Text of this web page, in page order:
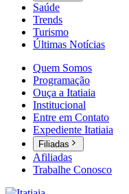
Saúde
Trends
Turismo
Últimas Notícias
Quem Somos
Programação
Ouça a Itatiaia
Institucional
Entre em Contato
Expediente Itatiaia
Filiadas
Afiliadas
Trabalhe Conosco